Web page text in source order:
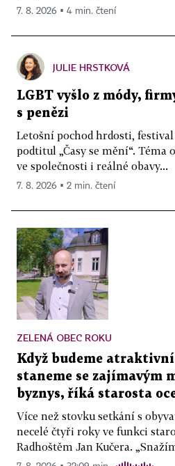
7. 8. 2026 ▪ 4 min. čtení
JULIE HRSTKOVÁ
LGBT vyšlo z módy,
s penězi
Letošní pochod hrdosti, festival
podtitul „Časy se mění“. Téma
ve společnosti i reálné obavy...
7. 8. 2026 ▪ 2 min. čtení
ZELENÁ OBEC ROKU
Když budeme atraktivní
staneme se zajímavým
byznys, říká starosta
Více než stovku setkání s
necelé čtyři roky ve funkci
Radhoštěm Jan Kučera.